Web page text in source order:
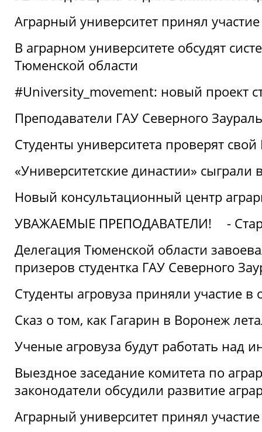
Аграрный университет принял
В аграрном университете обсудят
Тюменской области
#University_movement: новый проект
Преподаватели ГАУ Северного
Студенты университета проверят свой
«Университетские династии»
Новый консультационный центр
УВАЖАЕМЫЕ ПРЕПОДАВАТЕЛИ!
-
Делегация Тюменской области
призеров студентка ГАУ Северного
Студенты агровуза приняли участие в
Сказ о том, как Гагарин в Воронеж
Ученые агровуза будут работать над
Выездное заседание комитета по
законодатели обсудили развитие
Аграрный университет принял